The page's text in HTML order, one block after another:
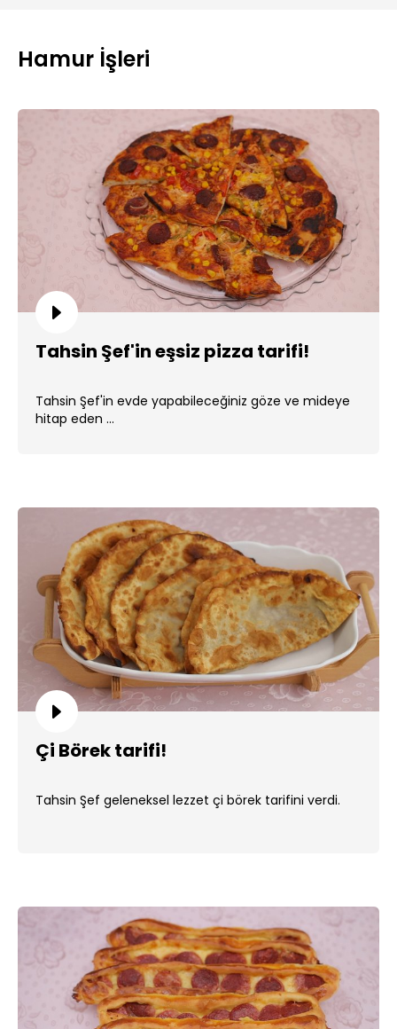
Hamur İşleri
Tahsin Şef'in eşsiz pizza tarifi!
Tahsin Şef'in evde yapabileceğiniz göze ve mideye
hitap eden ...
Çi Börek tarifi!
Tahsin Şef geleneksel lezzet çi börek tarifini verdi.